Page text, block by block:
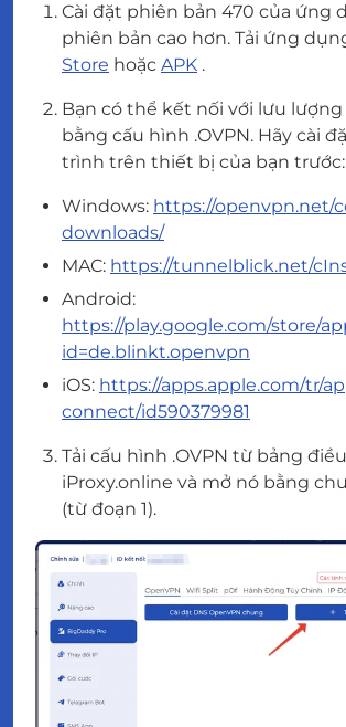
Cài đặt phiên bản 470 của ứng
phiên bản cao hơn. Tải ứng
Store hoặc APK .
Bạn có thể kết nối với lưu
bằng cấu hình .OVPN. Hãy cài
trình trên thiết bị của bạn trước:
Windows: https://openvpn.net/
downloads/
MAC: https://tunnelblick.net/
Android:
https://play.google.com/store/
id=de.blinkt.openvpn
iOS: https://apps.apple.com/tr/
connect/id590379981
Tải cấu hình .OVPN từ bảng
iProxy.online và mở nó bằng
(từ đoạn 1).